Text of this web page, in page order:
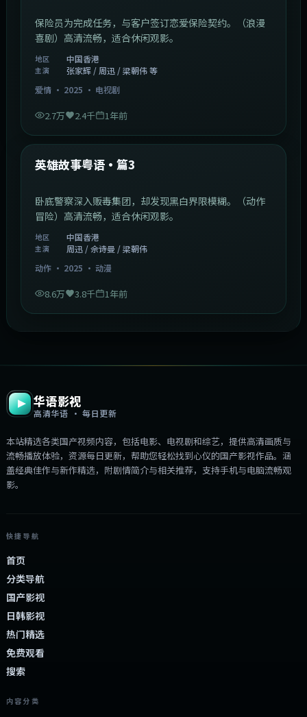
保险员为完成任务，与客户签订恋爱保险契约。（浪漫
喜剧）高清流畅，适合休闲观影。
地区 中国香港
主演
张家辉 / 周迅 / 梁朝伟 等
爱情· 2025 · 电视剧
2.7万 2.4千 1年前
最新
英雄故事粤语·篇3
卧底警察深入贩毒集团，却发现黑白界限模糊。（动作
冒险）高清流畅，适合休闲观影。
地区 中国香港
主演
周迅 / 佘诗曼 / 梁朝伟
动作· 2025 · 动漫
8.6万 3.8千 1年前
华语影视
高清华语 · 每日更新
本站精选各类国产视频内容，包括电影、电视剧和综艺，提供高清画质与
流畅播放体验，资源每日更新，帮助您轻松找到心仪的国产影视作品。涵
盖经典佳作与新作精选，附剧情简介与相关推荐，支持手机与电脑流畅观
影。
快捷导航
首页
分类导航
国产影视
日韩影视
热门精选
免费观看
搜索
内容分类